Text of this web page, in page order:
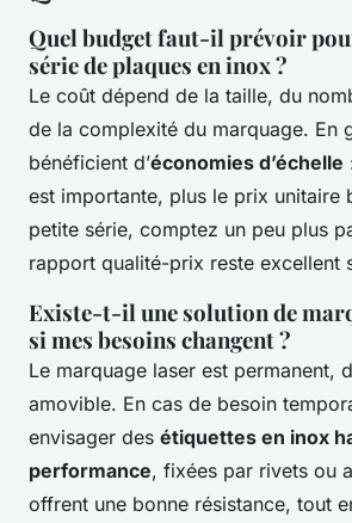
Quel budget faut-il prévoir
série de plaques en inox ?
Le coût dépend de la taille, du
de la complexité du marquage. En
bénéficient d’économies d’échelle
est importante, plus le prix unitaire
petite série, comptez un peu plus
rapport qualité-prix reste excellent
Existe-t-il une solution de
si mes besoins changent ?
Le marquage laser est permanent,
amovible. En cas de besoin
envisager des étiquettes en inox
performance, fixées par rivets ou
offrent une bonne résistance, tout